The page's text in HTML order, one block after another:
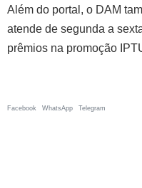
Além do portal, o DAM
atende de segunda a
prêmios na promoção
Facebook WhatsApp Telegram